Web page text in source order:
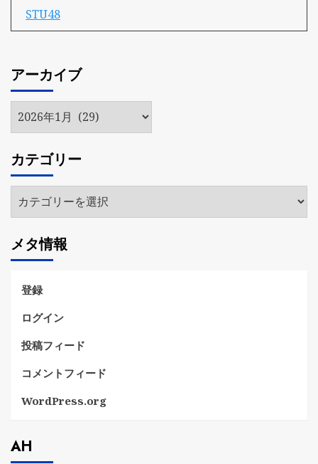
STU48
アーカイブ
ア
イ
ブ
カテゴリー
テ
リ
ー
メタ情報
登録
ログイン
投稿フィード
コメントフィード
WordPress.org
AH